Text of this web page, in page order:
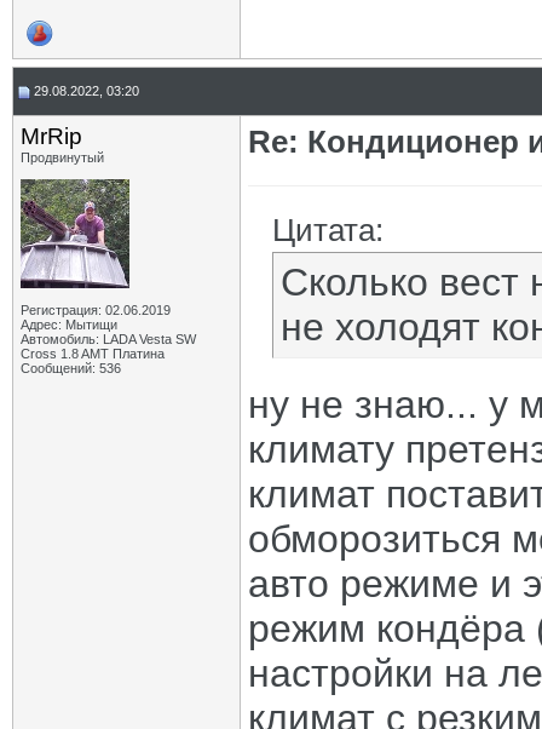
29.08.2022, 03:20
MrRip
Продвинутый
Регистрация: 02.06.2019
Адрес: Мытищи
Автомобиль: LADA Vesta SW
Cross 1.8 AMT Платина
Сообщений: 536
Re: Кондиционер
Цитата:
Сколько вест
не холодят
ну не знаю... у
климату
климат
обморозиться
авто режиме и
режим кондёра
настройки на
климат с